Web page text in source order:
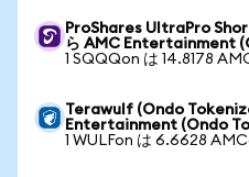
ProShares UltraPro
ら AMC Entertainment
1 SQQQon は 14.8178
Terawulf (Ondo
Entertainment (Ondo
1 WULFon は 6.6628